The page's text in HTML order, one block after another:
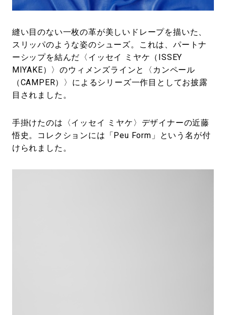
縫い目のない一枚の革が美しいドレープを描いた、
スリッパのような姿のシューズ。これは、パートナ
ーシップを結んだ〈イッセイ ミヤケ（ISSEY
MIYAKE）〉のウィメンズラインと〈カンペール
（CAMPER）〉によるシリーズ一作目としてお披露
目されました。
手掛けたのは〈イッセイ ミヤケ〉デザイナーの近藤
悟史。コレクションには「Peu Form」という名が付
けられました。